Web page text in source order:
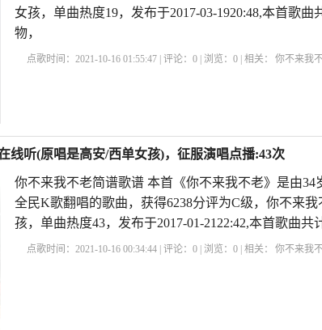
女孩，单曲热度19，发布于2017-03-1920:48,本首歌
物，
点歌时间：2021-10-16 01:55:47 | 评论：0 | 浏览：0 | 相关： 你不来我
线听(原唱是高安/西单女孩)，征服演唱点播:43次
你不来我不老简谱歌谱 本首《你不来我不老》是由34
全民K歌翻唱的歌曲，获得6238分评为C级，你不来
孩，单曲热度43，发布于2017-01-2122:42,本首歌曲共
点歌时间：2021-10-16 00:34:44 | 评论：0 | 浏览：0 | 相关： 你不来我